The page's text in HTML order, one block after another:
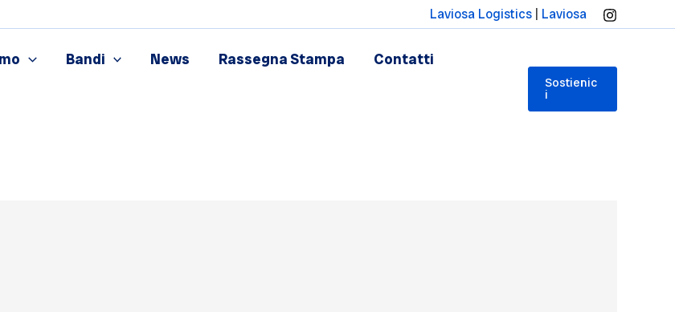
Laviosa Logistics Laviosa
Bandi News Rassegna Stampa Contatti
Sostienic
i